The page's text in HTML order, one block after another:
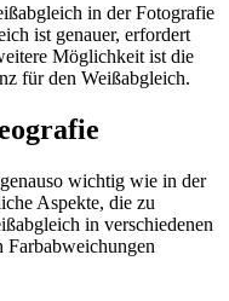
in der Fotografie
ist genauer, erfordert
Möglichkeit ist die
für den Weißabgleich.
wichtig wie in der
Aspekte, die zu
in verschiedenen
Farbabweichungen